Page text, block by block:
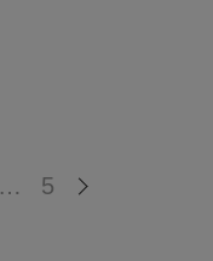
… 5